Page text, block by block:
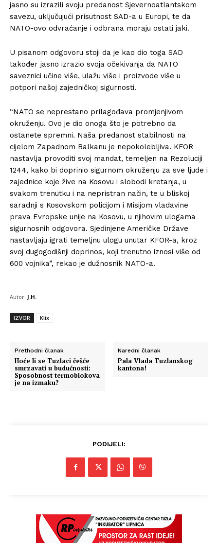
jasno su izrazili svoju predanost Sjevernoatlantskom
savezu, uključujući prisutnost SAD-a u Europi, te da
NATO-ovo odvraćanje i odbrana moraju ostati jaki.
U pisanom odgovoru stoji da je kao dio toga SAD
također jasno izrazio svoja očekivanja da NATO
saveznici učine više, ulažu više i proizvode više u
potpori našoj zajedničkoj sigurnosti.
“NATO se neprestano prilagođava promjenjivom
okruženju. Ovo je dio onoga što je potrebno da
ostanete spremni. Naša predanost stabilnosti na
cijelom Zapadnom Balkanu je nepokolebljiva. KFOR
nastavlja provoditi svoj mandat, temeljen na Rezoluciji
1244, kako bi doprinio sigurnom okruženju za sve ljude i
zajednice koje žive na Kosovu i slobodi kretanja, u
svakom trenutku i na nepristran način, te u bliskoj
saradnji s Kosovskom policijom i Misijom vladavine
prava Evropske unije na Kosovu, u njihovim ulogama
sigurnosnih odgovora. Sjedinjene Američke Države
nastavljaju igrati temeljnu ulogu unutar KFOR-a, kroz
svoj dugogodišnji doprinos, koji trenutno iznosi više od
600 vojnika”, rekao je dužnosnik NATO-a.
Autor: J.H.
IZVOR Klix
Prethodni članak
Hoće li se Tuzlaci češće
smrzavati u budućnosti:
Sposobnost termoblokova
je na izmaku?
Naredni članak
Pala Vlada Tuzlanskog
kantona!
PODIJELI: